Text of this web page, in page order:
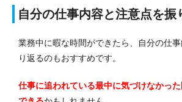
自分の仕事内容と注意点を振
業務中に暇な時間ができたら、自分の仕
り返るのもおすすめです。
仕事に追われている最中に気づけなかっ